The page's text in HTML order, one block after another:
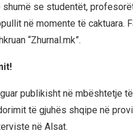
se studentët,
në momente të caktuara.
“Zhurnal.mk”.
publikisht në mbështetje
të gjuhës shqipe në
në Alsat.